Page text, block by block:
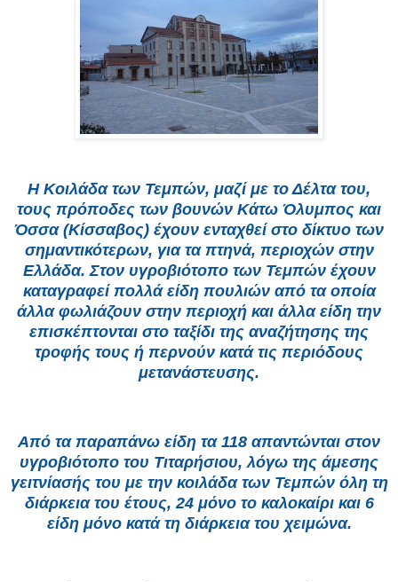
Η Κοιλάδα των Τεμπών, μαζί με το Δέλτα του,
τους πρόποδες των βουνών Κάτω Όλυμπος και
Όσσα (Κίσσαβος) έχουν ενταχθεί στο δίκτυο των
σημαντικότερων, για τα πτηνά, περιοχών στην
Ελλάδα. Στον υγροβιότοπο των Τεμπών έχουν
καταγραφεί πολλά είδη πουλιών από τα οποία
άλλα φωλιάζουν στην περιοχή και άλλα είδη την
επισκέπτονται στο ταξίδι της αναζήτησης της
τροφής τους ή περνούν κατά τις περιόδους
μετανάστευσης.
Από τα παραπάνω είδη τα 118 απαντώνται στον
υγροβιότοπο του Τιταρήσιου, λόγω της άμεσης
γειτνίασής του με την κοιλάδα των Τεμπών όλη τη
διάρκεια του έτους, 24 μόνο το καλοκαίρι και 6
είδη μόνο κατά τη διάρκεια του χειμώνα.